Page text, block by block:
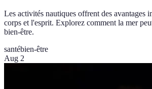
Les activités nautiques offrent des avantages
corps et l'esprit. Explorez comment la mer
bien-être.
santébien-être
Aug 2